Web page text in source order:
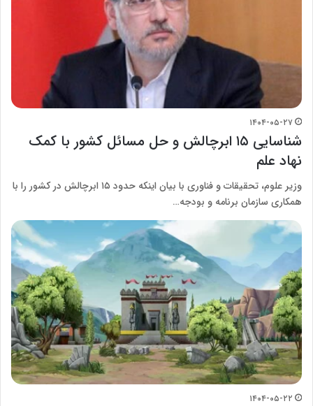
۱۴۰۴-۰۵-۲۷
شناسایی ۱۵ ابرچالش و حل مسائل کشور با کمک
نهاد علم
وزیر علوم، تحقیقات و فناوری با بیان اینکه حدود ۱۵ ابرچالش در کشور را با
همکاری سازمان برنامه و بودجه…
۱۴۰۴-۰۵-۲۲